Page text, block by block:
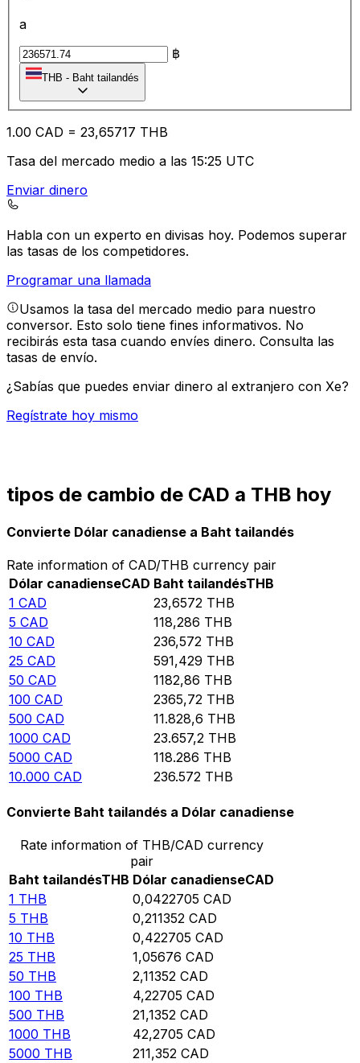
a
฿
THB - Baht tailandés
1.00 CAD = 23,65717 THB
Tasa del mercado medio a las 15:25 UTC
Enviar dinero
Habla con un experto en divisas hoy. Podemos superar
las tasas de los competidores.
Programar una llamada
Usamos la tasa del mercado medio para nuestro
conversor. Esto solo tiene fines informativos. No
recibirás esta tasa cuando envíes dinero. Consulta las
tasas de envío.
¿Sabías que puedes enviar dinero al extranjero con Xe?
Regístrate hoy mismo
tipos de cambio de CAD a THB hoy
Convierte Dólar canadiense a Baht tailandés
Rate information of CAD/THB currency pair
Dólar canadienseCAD Baht tailandésTHB
1 CAD 23,6572 THB
5 CAD 118,286 THB
10 CAD 236,572 THB
25 CAD 591,429 THB
50 CAD 1182,86 THB
100 CAD 2365,72 THB
500 CAD 11.828,6 THB
1000 CAD 23.657,2 THB
5000 CAD 118.286 THB
10.000 CAD 236.572 THB
Convierte Baht tailandés a Dólar canadiense
Rate information of THB/CAD currency
pair
Baht tailandésTHB Dólar canadienseCAD
1 THB 0,0422705 CAD
5 THB 0,211352 CAD
10 THB 0,422705 CAD
25 THB 1,05676 CAD
50 THB 2,11352 CAD
100 THB 4,22705 CAD
500 THB 21,1352 CAD
1000 THB 42,2705 CAD
5000 THB 211,352 CAD